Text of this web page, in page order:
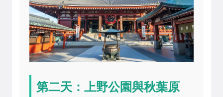
第二天：上野公園與秋葉原